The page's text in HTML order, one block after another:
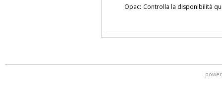
Opac: Controlla la disponibilità